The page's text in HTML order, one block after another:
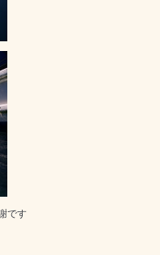
です